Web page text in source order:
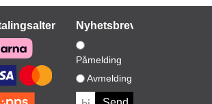
Friend
One Out (CD)
189,-
Nyhetsbrev
Påmelding
Avmelding